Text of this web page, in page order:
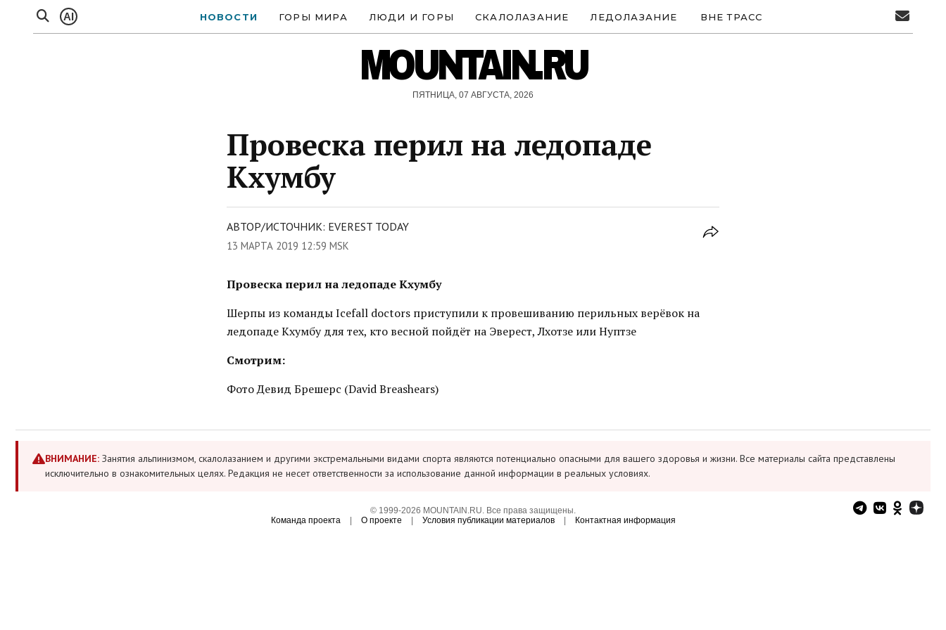
AI НОВОСТИ ГОРЫ МИРА ЛЮДИ И ГОРЫ СКАЛОЛАЗАНИЕ ЛЕДОЛАЗАНИЕ ВНЕ ТРАСС
MOUNTAIN.RU
ПЯТНИЦА, 07 АВГУСТА, 2026
Провеска перил на ледопаде
Кхумбу
АВТОР/ИСТОЧНИК: EVEREST TODAY
13 МАРТА 2019 12:59 MSK
Провеска перил на ледопаде Кхумбу
Шерпы из команды Icefall doctors приступили к провешиванию перильных верёвок на
ледопаде Кхумбу для тех, кто весной пойдёт на Эверест, Лхотзе или Нуптзе
Смотрим:
Фото Девид Брешерс (David Breashears)
ВНИМАНИЕ: Занятия альпинизмом, скалолазанием и другими экстремальными видами спорта являются потенциально опасными для вашего здоровья и жизни. Все материалы сайта представлены
исключительно в ознакомительных целях. Редакция не несет ответственности за использование данной информации в реальных условиях.
© 1999-2026 MOUNTAIN.RU. Все права защищены.
Команда проекта
О проекте Условия публикации материалов Контактная информация